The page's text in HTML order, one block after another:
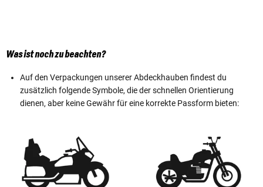
Was ist noch zu beachten?
Auf den Verpackungen unserer Abdeckhauben findest du
zusätzlich folgende Symbole, die der schnellen Orientierung
dienen, aber keine Gewähr für eine korrekte Passform bieten: